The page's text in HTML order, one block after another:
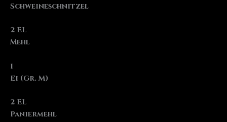
Schweineschnitzel
2 EL
Mehl
1
Ei (Gr. M)
2 EL
Paniermehl